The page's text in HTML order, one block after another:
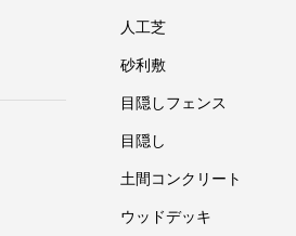
人工芝
砂利敷
目隠しフェンス
目隠し
土間コンクリート
ウッドデッキ